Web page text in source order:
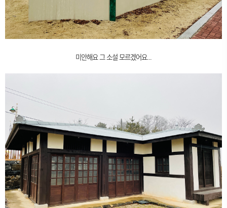
미안해요 그 소설 모르겠어요...